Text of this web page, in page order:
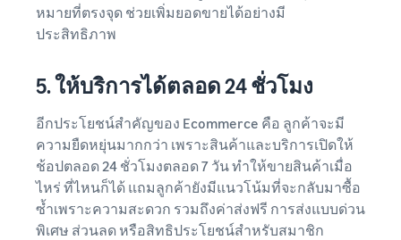
หมายที่ตรงจุด ช่วยเพิ่มยอดขายได้อย่างมี
ประสิทธิภาพ
5. ให้บริการได้ตลอด 24 ชั่วโมง
อีกประโยชน์สำคัญของ Ecommerce คือ ลูกค้าจะมี
ความยืดหยุ่นมากกว่า เพราะสินค้าและบริการเปิดให้
ช้อปตลอด 24 ชั่วโมงตลอด 7 วัน ทำให้ขายสินค้าเมื่อ
ไหร่ ที่ไหนก็ได้ แถมลูกค้ายังมีแนวโน้มที่จะกลับมาซื้อ
ซ้ำเพราะความสะดวก รวมถึงค่าส่งฟรี การส่งแบบด่วน
พิเศษ ส่วนลด หรือสิทธิประโยชน์สำหรับสมาชิก